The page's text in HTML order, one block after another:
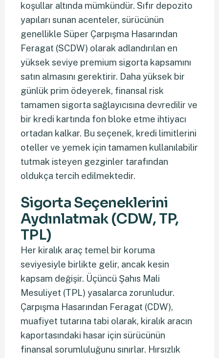
koşullar altında mümkündür. Sıfır depozito
yapıları sunan acenteler, sürücünün
genellikle Süper Çarpışma Hasarından
Feragat (SCDW) olarak adlandırılan en
yüksek seviye premium sigorta kapsamını
satın almasını gerektirir. Daha yüksek bir
günlük prim ödeyerek, finansal risk
tamamen sigorta sağlayıcısına devredilir ve
bir kredi kartında fon bloke etme ihtiyacı
ortadan kalkar. Bu seçenek, kredi limitlerini
oteller ve yemek için tamamen kullanılabilir
tutmak isteyen gezginler tarafından
oldukça tercih edilmektedir.
Sigorta Seçeneklerini
Aydınlatmak (CDW, TP,
TPL)
Her kiralık araç temel bir koruma
seviyesiyle birlikte gelir, ancak kesin
kapsam değişir. Üçüncü Şahıs Mali
Mesuliyet (TPL) yasalarca zorunludur.
Çarpışma Hasarından Feragat (CDW),
muafiyet tutarına tabi olarak, kiralık aracın
kaportasındaki hasar için sürücünün
finansal sorumluluğunu sınırlar. Hırsızlık